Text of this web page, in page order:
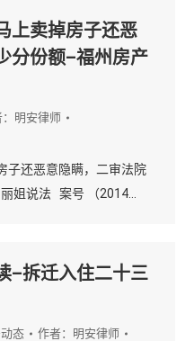
上卖掉房子还恶
分份额–福州房产
明安律师
子还恶意隐瞒，二审法院
姐说法 案号 （2014…
–拆迁入住二十三
态 作者： 明安律师